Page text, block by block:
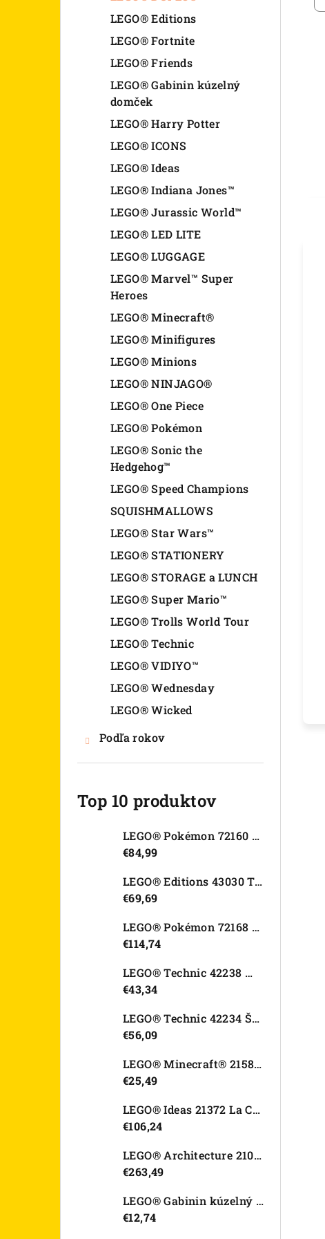
LEGO® Editions
LEGO® Fortnite
LEGO® Friends
LEGO® Gabinin kúzelný
domček
LEGO® Harry Potter
LEGO® ICONS
LEGO® Ideas
LEGO® Indiana Jones™
LEGO® Jurassic World™
LEGO® LED LITE
LEGO® LUGGAGE
LEGO® Marvel™ Super
Heroes
LEGO® Minecraft®
LEGO® Minifigures
LEGO® Minions
LEGO® NINJAGO®
LEGO® One Piece
LEGO® Pokémon
LEGO® Sonic the
Hedgehog™
LEGO® Speed Champions
SQUISHMALLOWS
LEGO® Star Wars™
LEGO® STATIONERY
LEGO® STORAGE a LUNCH
LEGO® Super Mario™
LEGO® Trolls World Tour
LEGO® Technic
LEGO® VIDIYO™
LEGO® Wednesday
LEGO® Wicked
Podľa rokov
Top 10 produktov
LEGO® Pokémon 72160 Arcanine
€84,99
LEGO® Editions 43030 Tajná skrýša Olivie Rodrigo
€69,69
LEGO® Pokémon 72168 Rayquaza
€114,74
LEGO® Technic 42238 Motorka Ducati Desmo450 MX Factory
€43,34
LEGO® Technic 42234 Športové auto Dodge Viper GTS-R
€56,09
LEGO® Minecraft® 21582 Kurací džokej
€25,49
LEGO® Ideas 21372 La Catrina
€106,24
LEGO® Architecture 21067 Tower Bridge
€263,49
LEGO® Gabinin kúzelný domček 11212 Záhradný domček Víly mačičky
€12,74